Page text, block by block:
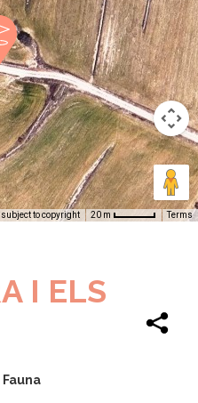
subject to copyright 20 m Terms
I ELS
Fauna